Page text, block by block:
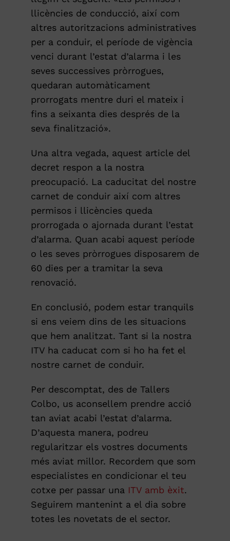
llicències de conducció, així com
altres autoritzacions administratives
per a conduir, el període de vigència
venci durant l’estat d’alarma i les
seves successives pròrrogues,
quedaran automàticament
prorrogats mentre duri el mateix i
fins a seixanta dies després de la
seva finalització».
Una altra vegada, aquest article del
decret respon a la nostra
preocupació. La caducitat del nostre
carnet de conduir així com altres
permisos i llicències queda
prorrogada o ajornada durant l’estat
d’alarma. Quan acabi aquest període
o les seves pròrrogues disposarem de
60 dies per a tramitar la seva
renovació.
En conclusió, podem estar tranquils
si ens veiem dins de les situacions
que hem analitzat. Tant si la nostra
ITV ha caducat com si ho ha fet el
nostre carnet de conduir.
Per descomptat, des de Tallers
Colbo, us aconsellem prendre acció
tan aviat acabi l’estat d’alarma.
D’aquesta manera, podreu
regularitzar els vostres documents
més aviat millor. Recordem que som
especialistes en condicionar el teu
cotxe per passar una ITV amb èxit.
Seguirem mantenint a el dia sobre
totes les novetats de el sector.